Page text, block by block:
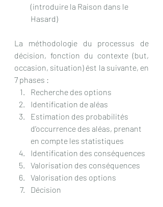
(introduire la Raison dans le
Hasard)
La méthodologie du processus de
décision, fonction du contexte (but,
occasion, situation) ést la suivante, en
7 phases :
Recherche des options
Identification de aléas
Estimation des probabilités
d’occurrence des aléas, prenant
en compte les statistiques
Identification des conséquences
Valorisation des conséquences
Valorisation des options
Décision